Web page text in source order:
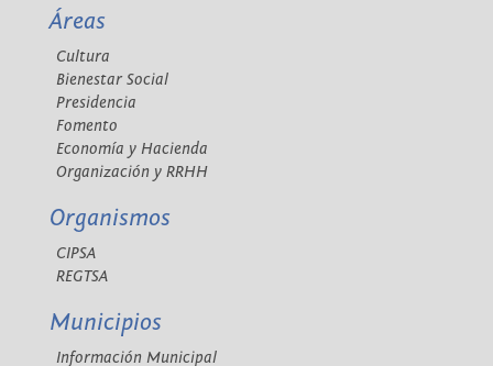
Áreas
Cultura
Bienestar Social
Presidencia
Fomento
Economía y Hacienda
Organización y RRHH
Organismos
CIPSA
REGTSA
Municipios
Información Municipal